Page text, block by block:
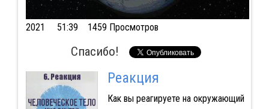
2021 51:39 1459 Просмотров
Спасибо!
Реакция
Как вы реагируете на окружающий